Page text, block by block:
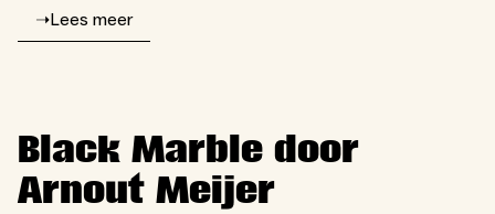
➝Lees meer
Black Marble door
Arnout Meijer